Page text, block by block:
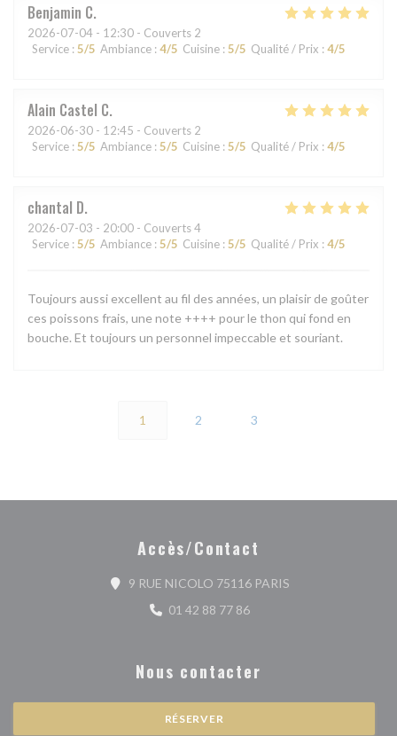
Benjamin C
2026-07-04 - 12:30 - Couverts 2
Service : 5/5 Ambiance : 4/5 Cuisine : 5/5 Qualité / Prix : 4/5
Alain Castel C
2026-06-30 - 12:45 - Couverts 2
Service : 5/5 Ambiance : 5/5 Cuisine : 5/5 Qualité / Prix : 4/5
chantal D
2026-07-03 - 20:00 - Couverts 4
Service : 5/5 Ambiance : 5/5 Cuisine : 5/5 Qualité / Prix : 4/5
Toujours aussi excellent au fil des années, un plaisir de goûter
ces poissons frais, une note ++++ pour le thon qui fond en
bouche. Et toujours un personnel impeccable et souriant.
1 2 3
Accès/Contact
9 RUE NICOLO 75116 PARIS((ouvre une
01 42 88 77 86
Nous contacter
RÉSERVER